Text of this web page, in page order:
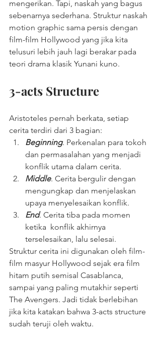
mengerikan. Tapi, naskah yang bagus
sebenarnya sederhana. Struktur naskah
motion graphic sama persis dengan
film-film Hollywood yang jika kita
telusuri lebih jauh lagi berakar pada
teori drama klasik Yunani kuno.
3-acts Structure
Aristoteles pernah berkata, setiap
cerita terdiri dari 3 bagian:
Beginning. Perkenalan para tokoh
dan permasalahan yang menjadi
konflik utama dalam cerita.
Middle. Cerita bergulir dengan
mengungkap dan menjelaskan
upaya menyelesaikan konflik.
End. Cerita tiba pada momen
ketika  konflik akhirnya
terselesaikan, lalu selesai.
Struktur cerita ini digunakan oleh film-
film masyur Hollywood sejak era film
hitam putih semisal Casablanca,
sampai yang paling mutakhir seperti
The Avengers. Jadi tidak berlebihan
jika kita katakan bahwa 3-acts structure
sudah teruji oleh waktu.